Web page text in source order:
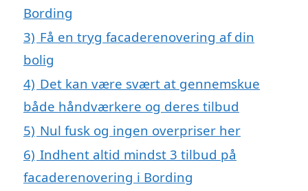
Bording
3) Få en tryg facaderenovering af din
bolig
4) Det kan være svært at gennemskue
både håndværkere og deres tilbud
5) Nul fusk og ingen overpriser her
6) Indhent altid mindst 3 tilbud på
facaderenovering i Bording